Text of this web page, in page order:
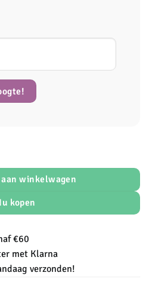
aan winkelwagen
kopen
€60
met Klarna
verzonden!